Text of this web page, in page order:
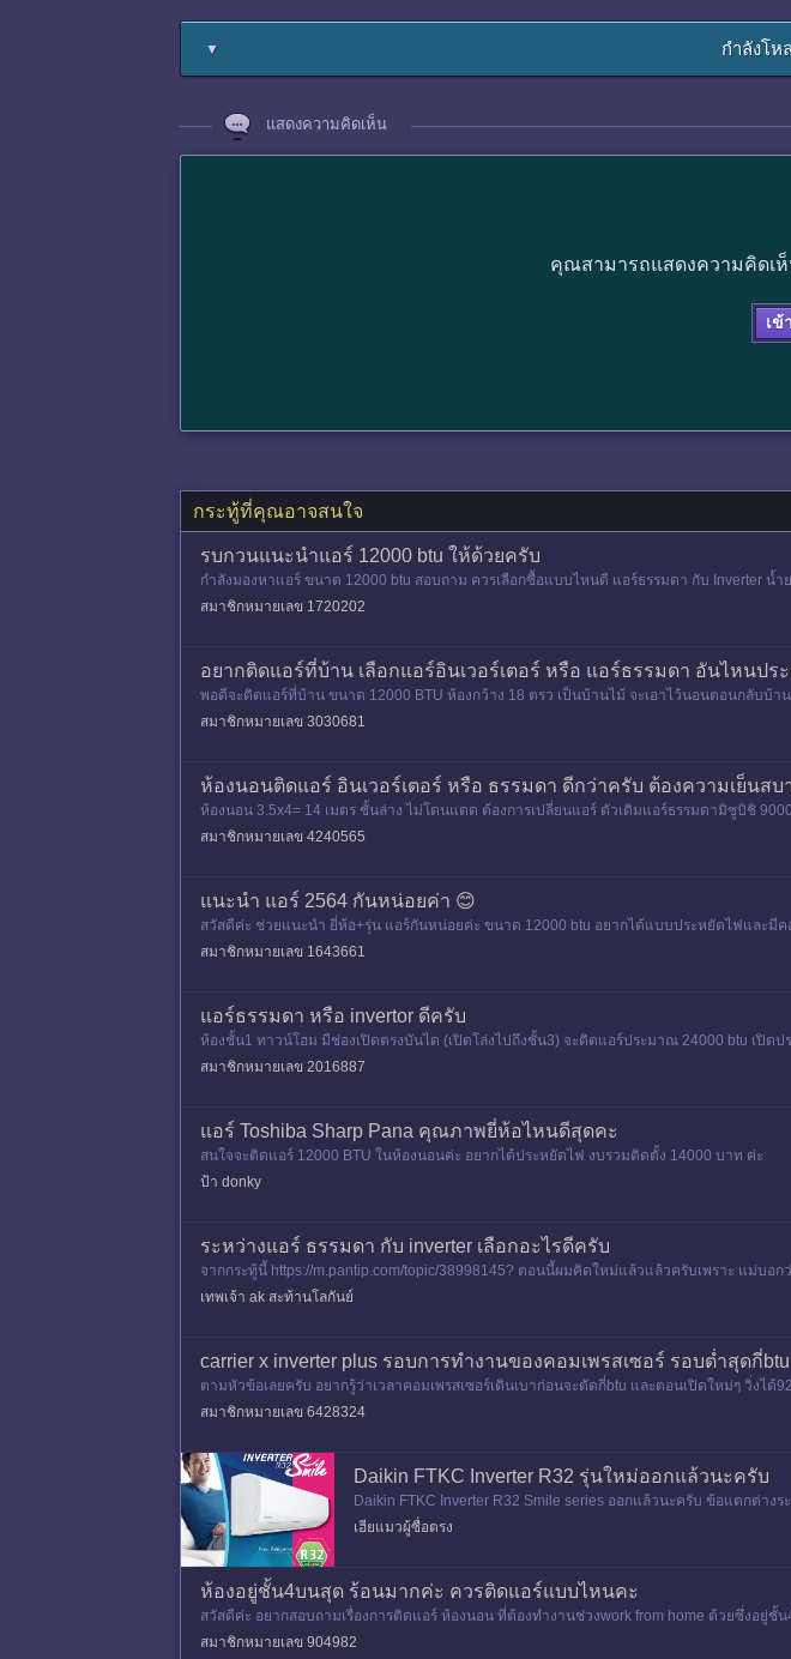
▼ กำลังโห
แสดงความคิดเห็น
คุณสามารถแสดงความคิดเ
เข้
กระทู้ที่คุณอาจสนใจ
รบกวนแนะนำแอร์ 12000 btu ให้ด้วยครับ
กำลังมองหาแอร์ ขนาด 12000 btu สอบถาม ควรเลือกซื้อแบบไหนดี แอร์ธรรมดา กับ Inverter น้
สมาชิกหมายเลข 1720202
อยากติดแอร์ที่บ้าน เลือกแอร์อินเวอร์เตอร์ หรือ แอร์ธรรมดา อันไหนป
พอดีจะติดแอร์ที่บ้าน ขนาด 12000 BTU ห้องกว้าง 18 ตรว เป็นบ้านไม้ จะเอาไว้นอนตอนกลับบ้า
ร์ธรรมดา ต้องการประห
สมาชิกหมายเลข 3030681
ห้องนอนติดแอร์ อินเวอร์เตอร์ หรือ ธรรมดา ดีกว่าครับ ต้องความเย็นส
ห้องนอน 3.5x4= 14 เมตร ชั้นล่าง ไม่โดนแดด ต้องการเปลี่ยนแอร์ ตัวเดิมแอร์ธรรมดามิซูบิชิ
ครับต้องกา
สมาชิกหมายเลข 4240565
แนะนำ แอร์ 2564 กันหน่อยค่า 😊
สวัสดีค่ะ ช่วยแนะนำ ยี่ห้อ+รุ่น แอร์กันหน่อยค่ะ ขนาด 12000 btu อยากได้แบบประหยัดไฟและมีค
สมาชิกหมายเลข 1643661
แอร์ธรรมดา หรือ invertor ดีครับ
ห้องชั้น1 ทาวน์โฮม มีช่องเปิดตรงบันได (เปิดโล่งไปถึงชั้น3) จะติดแอร์ประมาณ 24000 btu เปิด
สมาชิกหมายเลข 2016887
แอร์ Toshiba Sharp Pana คุณภาพยี่ห้อไหนดีสุดคะ
สนใจจะติดแอร์ 12000 BTU ในห้องนอนค่ะ อยากได้ประหยัดไฟ งบรวมติดตั้ง 14000 บาท ค่ะ
ป้า donky
ระหว่างแอร์ ธรรมดา กับ inverter เลือกอะไรดีครับ
จากกระทู้นี้ https://m.pantip.com/topic/38998145? ตอนนี้ผมคิดใหม่แล้วแล้วครับเพราะ แม่บอ
ยวทนไป สัก
เทพเจ้า ak สะท้านโลกันย์
carrier x inverter plus รอบการทำงานของคอมเพรสเซอร์ รอบต่ำสุดกี่
ตามหัวข้อเลยครับ อยากรู้ว่าเวลาคอมเพรสเซอร์เดินเบาก่อนจะตัดกี่btu และตอนเปิดใหม่ๆ วิ่งไ
ำงานเต็มbt
สมาชิกหมายเลข 6428324
Daikin FTKC Inverter R32 รุ่นใหม่ออกแล้วนะครับ
Daikin FTKC Inverter R32 Smile series ออกแล้วนะครับ ข้อแตกต่างร
FTKC ราคาถูกกว่านะครับ 2. รุ่น FTKC จะมี
เฮียแมวผู้ซื่อตรง
ห้องอยู่ชั้น4บนสุด ร้อนมากค่ะ ควรติดแอร์แบบไหนคะ
สวัสดีค่ะ อยากสอบถามเรื่องการติดแอร์ ห้องนอน ที่ต้องทำงานช่วงwork from home ด้วยซึ่งอ
ทำงานที่ออฟฟิ
สมาชิกหมายเลข 904982